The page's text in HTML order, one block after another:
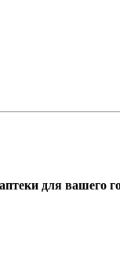
для вашего